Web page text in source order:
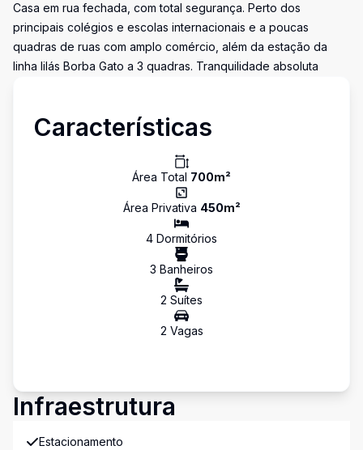
Casa em rua fechada, com total segurança. Perto dos
principais colégios e escolas internacionais e a poucas
quadras de ruas com amplo comércio, além da estação da
linha lilás Borba Gato a 3 quadras. Tranquilidade absoluta
Características
Área Total 700m²
Área Privativa 450m²
4 Dormitórios
3 Banheiros
2 Suítes
2 Vagas
Infraestrutura
Estacionamento